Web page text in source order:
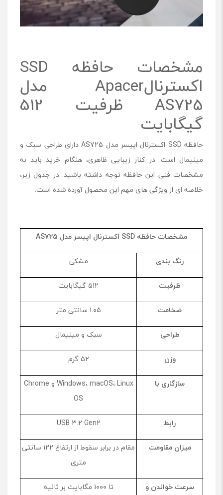
مشخصات حافظه SSD
اکسترنالApacer مدل
AS725 ظرفیت 512
گیگابایت
حافظه SSD اکسترنال اپیسر مدل AS725 دارای طراحی سبک و
مینیمال است. در کنار زیبایی ظاهری، هنگام خرید باید به
مشخصات فنی این حافظه توجه داشته باشید. در جدول زیر،
خلاصه ای از ویژگی های مهم این محصول آورده شده است.
مشخصات حافظه SSD اکسترنال اپیسر مدل AS725
رنگ بندی
مشکی
ظرفیت
۵۱۲ گیگابایت
ضخامت
۱.۰۵ سانتی ‌متر
طراحی
سبک و مینیمال
وزن
۵۲ گرم
سازگاری با
Windows، macOS، Linux و Chrome
OS
رابط
USB 3.2 Gen2
میزان مقاومت
مقام در برابر سقوط از ارتفاع ۱۲۲ سانتی
متری
سرعت خواندن و
تا ۱۰۰۰ مگابایت بر ثانیه